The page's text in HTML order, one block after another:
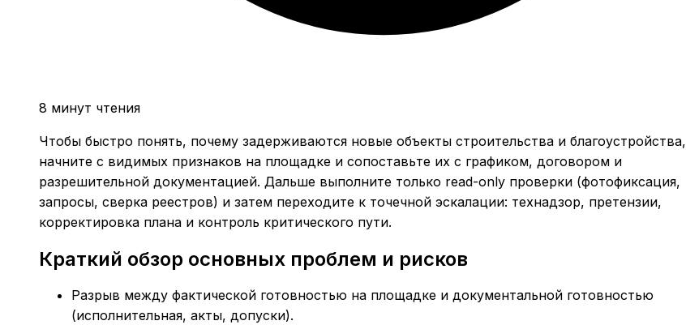
8 минут чтения
Чтобы быстро понять, почему задерживаются новые объекты строительства и благоустройства,
начните с видимых признаков на площадке и сопоставьте их с графиком, договором и
разрешительной документацией. Дальше выполните только read-only проверки (фотофиксация,
запросы, сверка реестров) и затем переходите к точечной эскалации: технадзор, претензии,
корректировка плана и контроль критического пути.
Краткий обзор основных проблем и рисков
Разрыв между фактической готовностью на площадке и документальной готовностью
(исполнительная, акты, допуски).